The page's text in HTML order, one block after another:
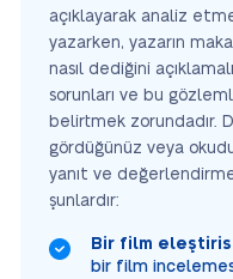
açıklayarak analiz
yazarken, yazarın
nasıl dediğini
sorunları ve bu
belirtmek zorundadır.
gördüğünüz veya
yanıt ve
şunlardır:
Bir film
bir film